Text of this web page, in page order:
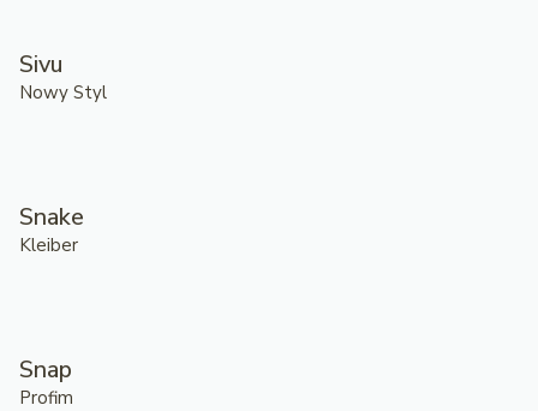
Sivu
Nowy Styl
Snake
Kleiber
Snap
Profim